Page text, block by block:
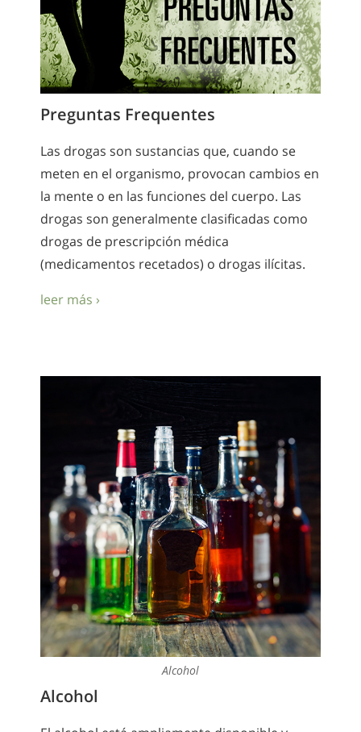
Preguntas Frequentes
Las drogas son sustancias que, cuando se
meten en el organismo, provocan cambios en
la mente o en las funciones del cuerpo. Las
drogas son generalmente clasificadas como
drogas de prescripción médica
(medicamentos recetados) o drogas ilícitas.
leer más ›
Alcohol
Alcohol